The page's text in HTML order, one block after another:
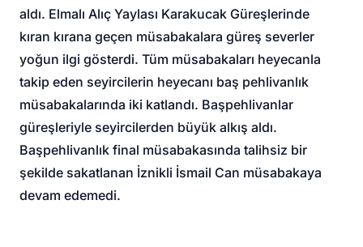
aldı. Elmalı Alıç Yaylası Karakucak Güreşlerinde
kıran kırana geçen müsabakalara güreş severler
yoğun ilgi gösterdi. Tüm müsabakaları heyecanla
takip eden seyircilerin heyecanı baş pehlivanlık
müsabakalarında iki katlandı. Başpehlivanlar
güreşleriyle seyircilerden büyük alkış aldı.
Başpehlivanlık final müsabakasında talihsiz bir
şekilde sakatlanan İznikli İsmail Can müsabakaya
devam edemedi.